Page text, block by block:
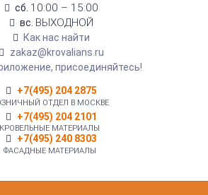
сб. 10:00 – 15:00
вс. ВЫХОДНОЙ
Как нас найти
zakaz@krovalians.ru
присоединяйтесь!
+7(495) 204 2875
ОТДЕЛ В МОСКВЕ
+7(495) 204 2101
КРОВЕЛЬНЫЕ МАТЕРИАЛЫ
+7(495) 240 8303
ФАСАДНЫЕ МАТЕРИАЛЫ